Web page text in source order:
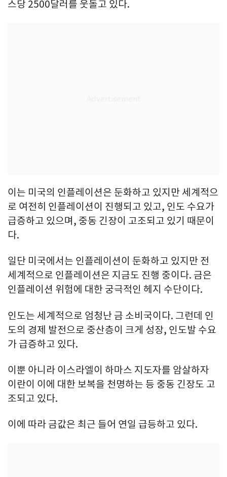
스당 2500달러를 웃돌고 있다.
이는 미국의 인플레이션은 둔화하고 있지만 세계적으
로 여전히 인플레이션이 진행되고 있고, 인도 수요가
급증하고 있으며, 중동 긴장이 고조되고 있기 때문이
다.
일단 미국에서는 인플레이션이 둔화하고 있지만 전
세계적으로 인플레이션은 지금도 진행 중이다. 금은
인플레이션 위험에 대한 궁극적인 헤지 수단이다.
인도는 세계적으로 엄청난 금 소비국이다. 그런데 인
도의 경제 발전으로 중산층이 크게 성장, 인도발 수요
가 급증하고 있다.
이뿐 아니라 이스라엘이 하마스 지도자를 암살하자
이란이 이에 대한 보복을 천명하는 등 중동 긴장도 고
조되고 있다.
이에 따라 금값은 최근 들어 연일 급등하고 있다.